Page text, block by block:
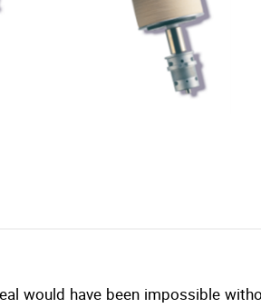
would have been impossible